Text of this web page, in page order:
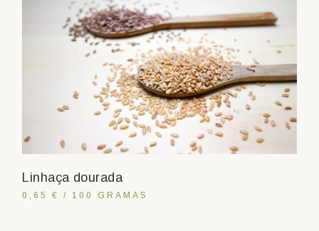
Linhaça dourada
0,65 € / 100 GRAMAS